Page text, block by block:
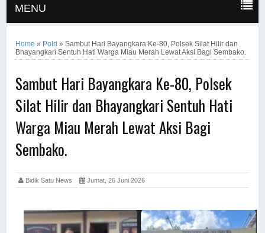
MENU
Home » Polri »Sambut Hari Bayangkara Ke-80, Polsek Silat Hilir dan
Bhayangkari Sentuh Hati Warga Miau Merah Lewat Aksi Bagi Sembako.
Sambut Hari Bayangkara Ke-80, Polsek
Silat Hilir dan Bhayangkari Sentuh Hati
Warga Miau Merah Lewat Aksi Bagi
Sembako.
Bidik Satu News Jumat, 26 Juni 2026